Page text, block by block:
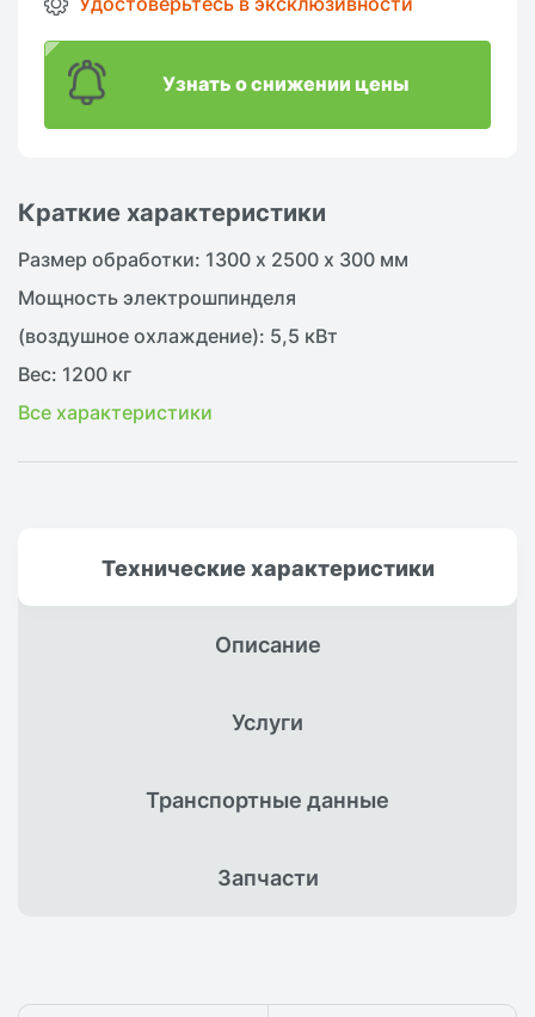
Краткие характеристики
Размер обработки: 1300 х 2500 х 300 мм
Мощность электрошпинделя
(воздушное охлаждение): 5,5 кВт
Вес: 1200 кг
Все характеристики
Узнать о снижении цены
Техническиехарактеристики
Описание
Услуги
Транспортныеданные
Запчасти